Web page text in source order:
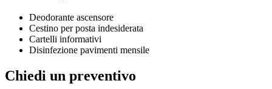
Deodorante ascensore
Cestino per posta indesiderata
Cartelli informativi
Disinfezione pavimenti mensile
Chiedi un preventivo